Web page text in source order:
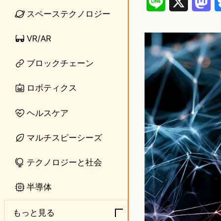
スペーステクノロジー
VR/AR
ブロックチェーン
ロボティクス
ヘルスケア
マルチスピーシーズ
テクノロジーと社会
半導体
もっと見る
e
s
t
o
d
o
n